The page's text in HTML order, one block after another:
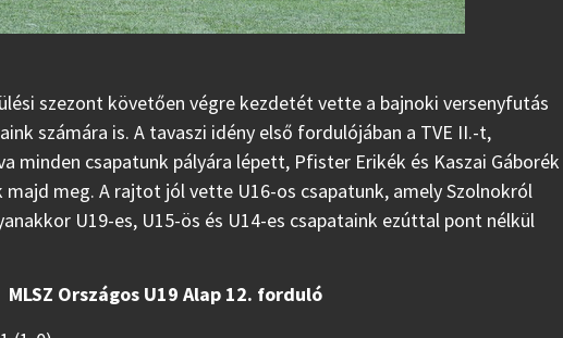
szezont követően végre kezdetét vette a bajnoki versenyfutás
számára is. A tavaszi idény első fordulójában a TVE II.-t,
minden csapatunk pályára lépett, Pfister Erikék és Kaszai Gáborék
meg. A rajtot jól vette U16-os csapatunk, amely Szolnokról
U19-es, U15-ös és U14-es csapataink ezúttal pont nélkül
MLSZ Országos U19 Alap 12. forduló